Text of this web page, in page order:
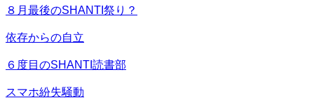
８月最後のSHANTI祭り？
依存からの自立
６度目のSHANTI読書部
スマホ紛失騒動